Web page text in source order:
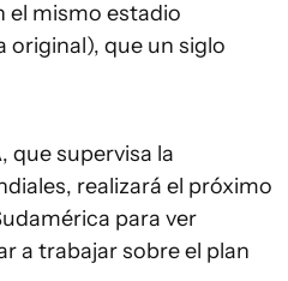
el mismo estadio
que un siglo
que supervisa la
realizará el próximo
para ver
a trabajar sobre el plan